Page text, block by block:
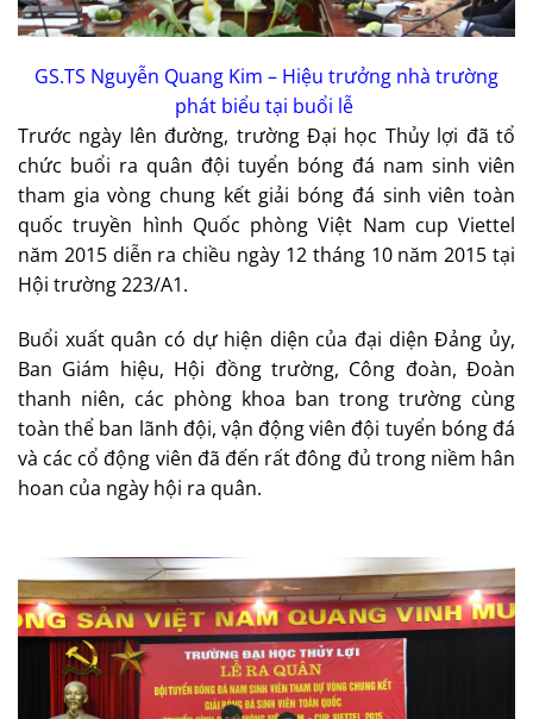
GS.TS Nguyễn Quang Kim – Hiệu trưởng nhà trường
phát biểu tại buổi lễ
Trước ngày lên đường, trường Đại học Thủy lợi đã tổ
chức buổi ra quân đội tuyển bóng đá nam sinh viên
tham gia vòng chung kết giải bóng đá sinh viên toàn
quốc truyền hình Quốc phòng Việt Nam cup Viettel
năm 2015 diễn ra chiều ngày 12 tháng 10 năm 2015 tại
Hội trường 223/A1.
Buổi xuất quân có dự hiện diện của đại diện Đảng ủy,
Ban Giám hiệu, Hội đồng trường, Công đoàn, Đoàn
thanh niên, các phòng khoa ban trong trường cùng
toàn thể ban lãnh đội, vận động viên đội tuyển bóng đá
và các cổ động viên đã đến rất đông đủ trong niềm hân
hoan của ngày hội ra quân.